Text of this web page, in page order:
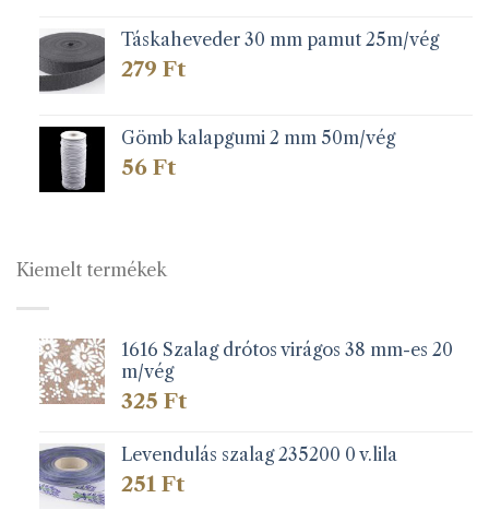
Táskaheveder 30 mm pamut 25m/vég
279 Ft
Gömb kalapgumi 2 mm 50m/vég
56 Ft
Kiemelt termékek
1616 Szalag drótos virágos 38 mm-es 20
m/vég
325 Ft
Levendulás szalag 235200 0 v.lila
251 Ft